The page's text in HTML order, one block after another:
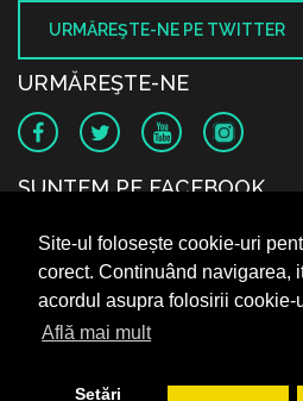
Site-ul folosește cookie-uri
corect. Continuând navigarea,
acordul asupra folosirii cookie-
Află mai mult
Setări
URMĂREŞTE-NE PE TWITTER
URMĂREŞTE-NE
SUNTEM PE FACEBOOK